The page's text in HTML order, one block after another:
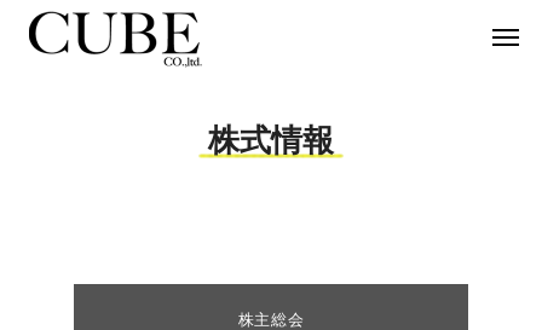
株式情報
株主総会